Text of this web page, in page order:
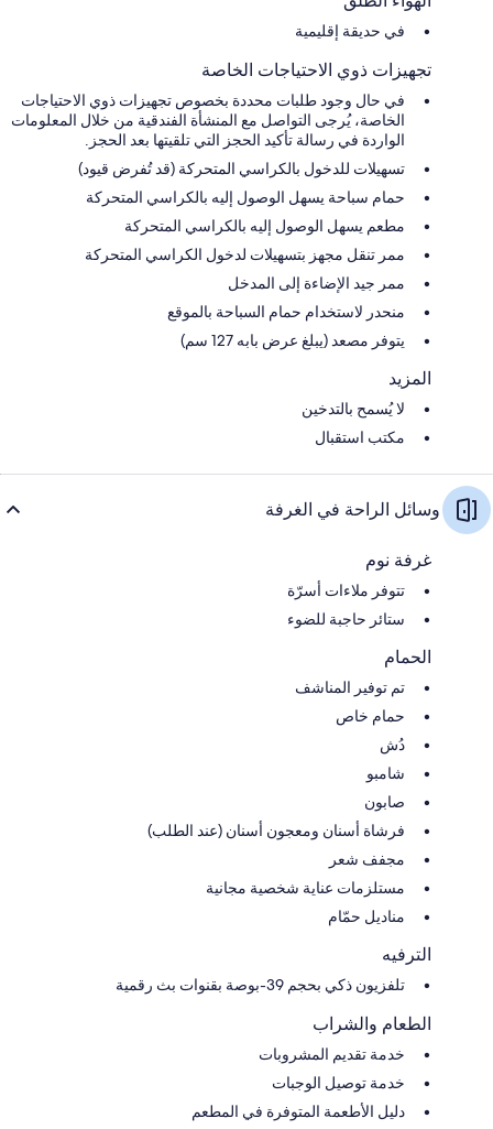
في حديقة إقليمية
تجهيزات ذوي الاحتياجات الخاصة
في حال وجود طلبات محددة بخصوص تجهيزات ذوي الاحتياجات
الخاصة، يُرجى التواصل مع المنشأة الفندقية من خلال المعلومات
الواردة في رسالة تأكيد الحجز التي تلقيتها بعد الحجز.
تسهيلات للدخول بالكراسي المتحركة (قد تُفرض قيود)
حمام سباحة يسهل الوصول إليه بالكراسي المتحركة
مطعم يسهل الوصول إليه بالكراسي المتحركة
ممر تنقل مجهز بتسهيلات لدخول الكراسي المتحركة
ممر جيد الإضاءة إلى المدخل
منحدر لاستخدام حمام السباحة بالموقع
يتوفر مصعد (يبلغ عرض بابه 127 سم)
المزيد
لا يُسمح بالتدخين
مكتب استقبال
وسائل الراحة في الغرفة
غرفة نوم
تتوفر ملاءات أسرّة
ستائر حاجبة للضوء
الحمام
تم توفير المناشف
حمام خاص
دُش
شامبو
صابون
فرشاة أسنان ومعجون أسنان (عند الطلب)
مجفف شعر
مستلزمات عناية شخصية مجانية
مناديل حمّام
الترفيه
تلفزيون ذكي بحجم 39-بوصة بقنوات بث رقمية
الطعام والشراب
خدمة تقديم المشروبات
خدمة توصيل الوجبات
دليل الأطعمة المتوفرة في المطعم